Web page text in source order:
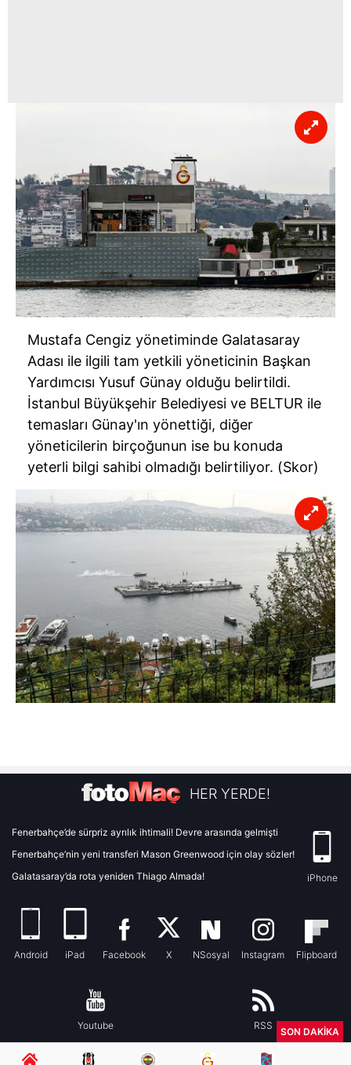
Mustafa Cengiz yönetiminde Galatasaray
Adası ile ilgili tam yetkili yöneticinin Başkan
Yardımcısı Yusuf Günay olduğu belirtildi.
İstanbul Büyükşehir Belediyesi ve BELTUR ile
temasları Günay'ın yönettiği, diğer
yöneticilerin birçoğunun ise bu konuda
yeterli bilgi sahibi olmadığı belirtiliyor. (Skor)
HER YERDE!
Fenerbahçe’de sürpriz ayrılık ihtimali! Devre arasında gelmişti
Fenerbahçe’nin yeni transferi Mason Greenwood için olay sözler!
Galatasaray’da rota yeniden Thiago Almada!
iPhone
Android iPad Facebook X NSosyal Instagram Flipboard
Youtube RSS
SON DAKİKA